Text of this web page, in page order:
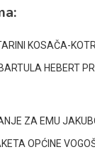
KOSAČA-
HEBERT
ZA EMU
OPĆINE